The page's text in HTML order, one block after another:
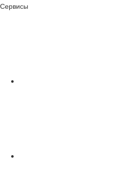
Сервисы